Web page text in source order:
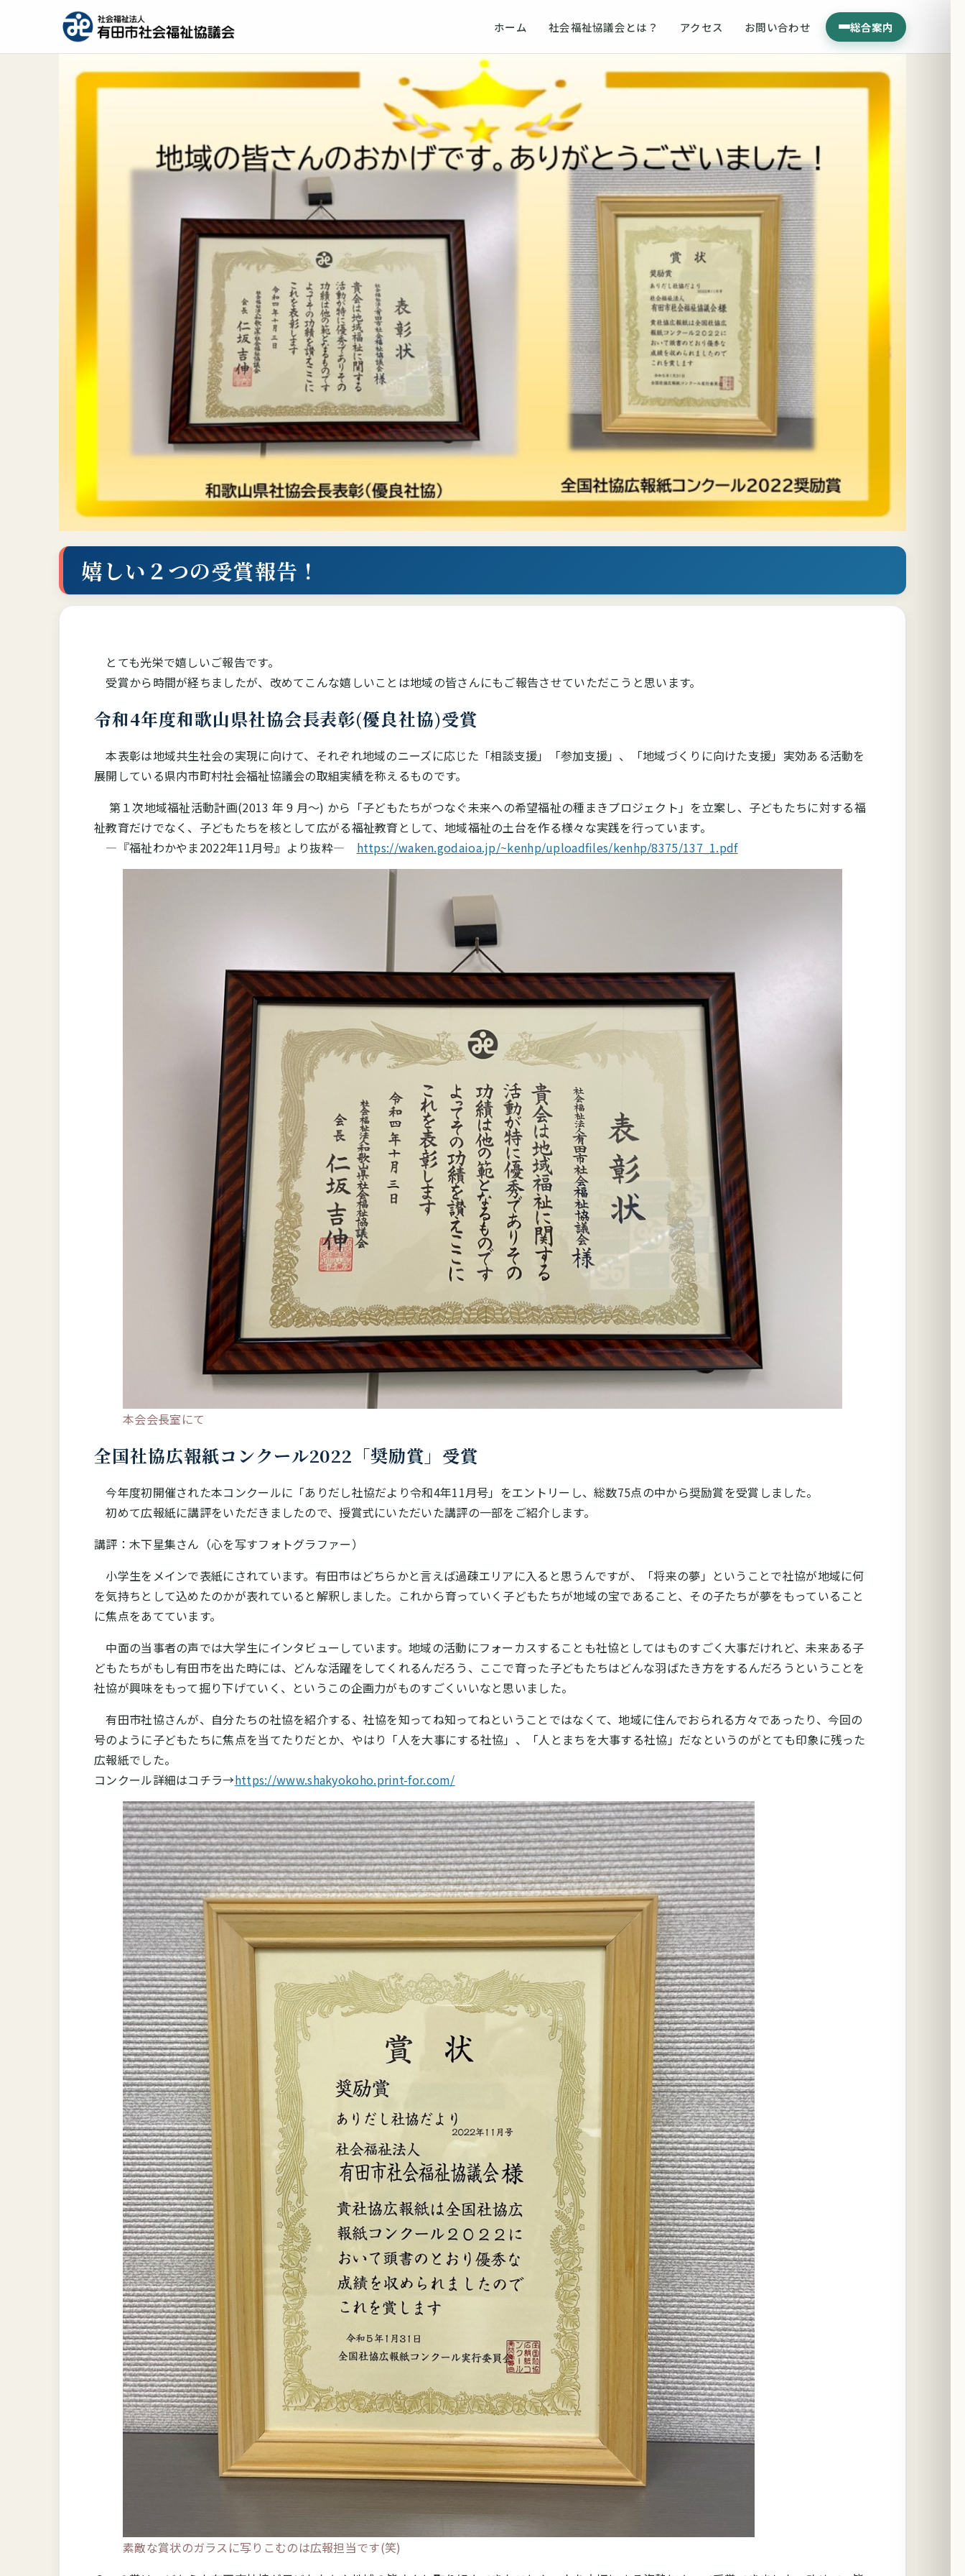
ホーム 社会福祉協議会とは？ アクセス お問い合わせ 総合案内
嬉しい２つの受賞報告！
とても光栄で嬉しいご報告です。
受賞から時間が経ちましたが、改めてこんな嬉しいことは地域の皆さんにもご報告させていただこうと思います。
令和4年度和歌山県社協会長表彰(優良社協)受賞
本表彰は地域共生社会の実現に向けて、それぞれ地域のニーズに応じた「相談支援」「参加支援」、「地域づくりに向けた支援」実効ある活動を
展開している県内市町村社会福祉協議会の取組実績を称えるものです。
第１次地域福祉活動計画(2013 年 9 月～) から「子どもたちがつなぐ未来への希望福祉の種まきプロジェクト」を立案し、子どもたちに対する福
祉教育だけでなく、子どもたちを核として広がる福祉教育として、地域福祉の土台を作る様々な実践を行っています。
―『福祉わかやま2022年11月号』より抜粋― https://waken.godaioa.jp/~kenhp/uploadfiles/kenhp/8375/137_1.pdf
本会会長室にて
全国社協広報紙コンクール2022「奨励賞」受賞
今年度初開催された本コンクールに「ありだし社協だより令和4年11月号」をエントリーし、総数75点の中から奨励賞を受賞しました。
初めて広報紙に講評をいただきましたので、授賞式にいただいた講評の一部をご紹介します。
講評：木下星集さん（心を写すフォトグラファー）
小学生をメインで表紙にされています。有田市はどちらかと言えば過疎エリアに入ると思うんですが、「将来の夢」ということで社協が地域に何
を気持ちとして込めたのかが表れていると解釈しました。これから育っていく子どもたちが地域の宝であること、その子たちが夢をもっていること
に焦点をあてています。
中面の当事者の声では大学生にインタビューしています。地域の活動にフォーカスすることも社協としてはものすごく大事だけれど、未来ある子
どもたちがもし有田市を出た時には、どんな活躍をしてくれるんだろう、ここで育った子どもたちはどんな羽ばたき方をするんだろうということを
社協が興味をもって掘り下げていく、というこの企画力がものすごくいいなと思いました。
有田市社協さんが、自分たちの社協を紹介する、社協を知ってね知ってねということではなくて、地域に住んでおられる方々であったり、今回の
号のように子どもたちに焦点を当てたりだとか、やはり「人を大事にする社協」、「人とまちを大事する社協」だなというのがとても印象に残った
広報紙でした。
コンクール詳細はコチラ→https://www.shakyokoho.print-for.com/
素敵な賞状のガラスに写りこむのは広報担当です(笑)